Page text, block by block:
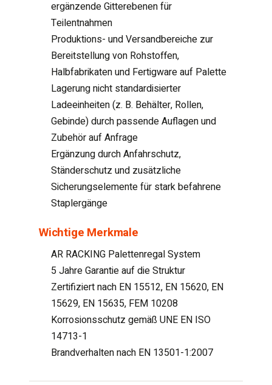
ergänzende Gitterebenen für
Teilentnahmen
Produktions- und Versandbereiche zur
Bereitstellung von Rohstoffen,
Halbfabrikaten und Fertigware auf Palette
Lagerung nicht standardisierter
Ladeeinheiten (z. B. Behälter, Rollen,
Gebinde) durch passende Auflagen und
Zubehör auf Anfrage
Ergänzung durch Anfahrschutz,
Ständerschutz und zusätzliche
Sicherungselemente für stark befahrene
Staplergänge
Wichtige Merkmale
AR RACKING Palettenregal System
5 Jahre Garantie auf die Struktur
Zertifiziert nach EN 15512, EN 15620, EN
15629, EN 15635, FEM 10208
Korrosionsschutz gemäß UNE EN ISO
14713-1
Brandverhalten nach EN 13501-1:2007